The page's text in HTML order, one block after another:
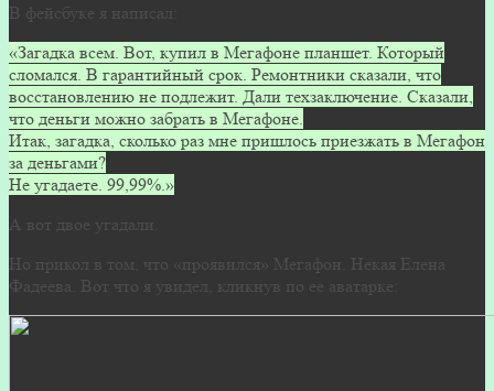
В фейсбуке я написал:
«Загадка всем. Вот, купил в Мегафоне планшет. Который
сломался. В гарантийный срок. Ремонтники сказали, что
восстановлению не подлежит. Дали техзаключение. Сказали,
что деньги можно забрать в Мегафоне.
Итак, загадка, сколько раз мне пришлось приезжать в Мегафон
за деньгами?
Не угадаете. 99,99%.»
А вот двое угадали.
Но прикол в том, что «проявился» Мегафон. Некая Елена
Фадеева. Вот что я увидел, кликнув по ее аватарке: